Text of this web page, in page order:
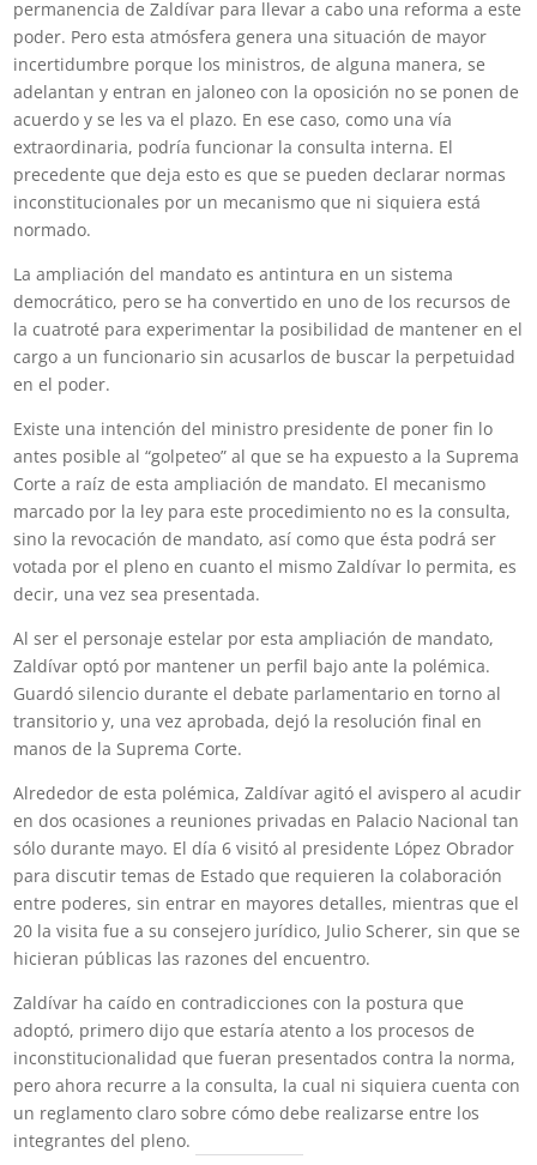
permanencia de Zaldívar para llevar a cabo una reforma a este
poder. Pero esta atmósfera genera una situación de mayor
incertidumbre porque los ministros, de alguna manera, se
adelantan y entran en jaloneo con la oposición no se ponen de
acuerdo y se les va el plazo. En ese caso, como una vía
extraordinaria, podría funcionar la consulta interna. El
precedente que deja esto es que se pueden declarar normas
inconstitucionales por un mecanismo que ni siquiera está
normado.
La ampliación del mandato es antintura en un sistema
democrático, pero se ha convertido en uno de los recursos de
la cuatroté para experimentar la posibilidad de mantener en el
cargo a un funcionario sin acusarlos de buscar la perpetuidad
en el poder.
Existe una intención del ministro presidente de poner fin lo
antes posible al “golpeteo” al que se ha expuesto a la Suprema
Corte a raíz de esta ampliación de mandato. El mecanismo
marcado por la ley para este procedimiento no es la consulta,
sino la revocación de mandato, así como que ésta podrá ser
votada por el pleno en cuanto el mismo Zaldívar lo permita, es
decir, una vez sea presentada.
Al ser el personaje estelar por esta ampliación de mandato,
Zaldívar optó por mantener un perfil bajo ante la polémica.
Guardó silencio durante el debate parlamentario en torno al
transitorio y, una vez aprobada, dejó la resolución final en
manos de la Suprema Corte.
Alrededor de esta polémica, Zaldívar agitó el avispero al acudir
en dos ocasiones a reuniones privadas en Palacio Nacional tan
sólo durante mayo. El día 6 visitó al presidente López Obrador
para discutir temas de Estado que requieren la colaboración
entre poderes, sin entrar en mayores detalles, mientras que el
20 la visita fue a su consejero jurídico, Julio Scherer, sin que se
hicieran públicas las razones del encuentro.
Zaldívar ha caído en contradicciones con la postura que
adoptó, primero dijo que estaría atento a los procesos de
inconstitucionalidad que fueran presentados contra la norma,
pero ahora recurre a la consulta, la cual ni siquiera cuenta con
un reglamento claro sobre cómo debe realizarse entre los
integrantes del pleno.